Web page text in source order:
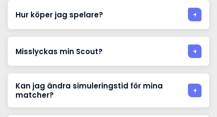
Hur köper jag spelare?
Misslyckas min Scout?
Kan jag ändra simuleringstid för mina
matcher?